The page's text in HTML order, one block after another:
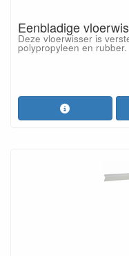
Eenbladige
Deze vloerwisser is
polypropyleen en rubber.